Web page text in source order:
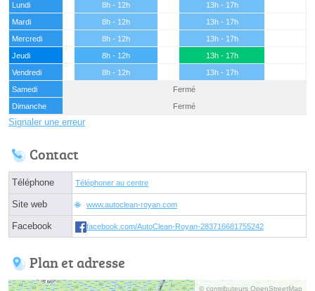
Lundi 8h - 12h
13h - 17h
Mardi
8h - 12h
13h - 17h
Mercredi
8h - 12h
13h - 17h
Jeudi
8h - 12h
13h - 17h
Vendredi
8h - 12h
13h - 17h
Samedi
Fermé
Dimanche
Fermé
Signaler une erreur
Contact
Téléphone Téléphoner au centre
Site web www.autoclean-royan.com
Facebook facebook.com/AutoClean-Royan-283716681755242
Plan et adresse
© contributeurs OpenStreetMap